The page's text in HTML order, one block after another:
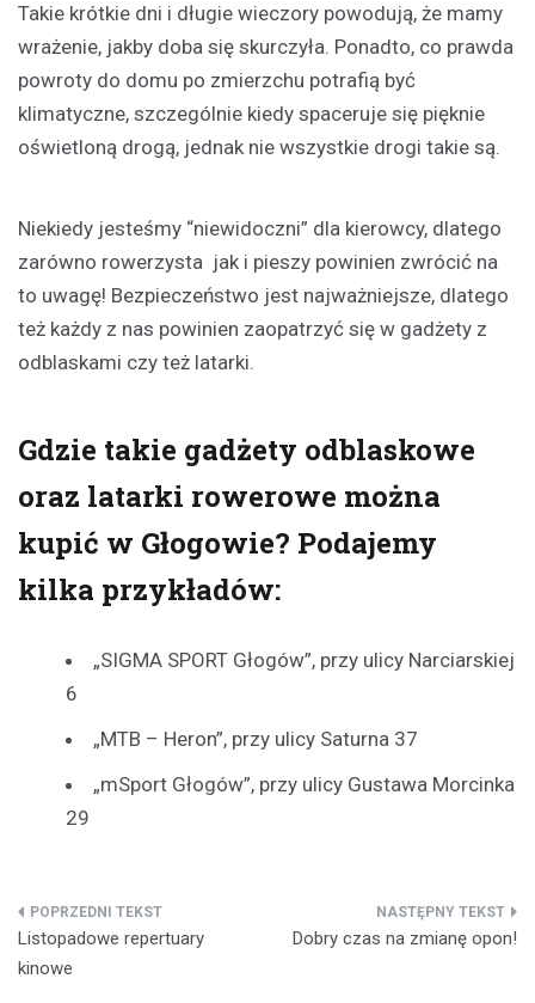
Takie krótkie dni i długie wieczory powodują, że mamy
wrażenie, jakby doba się skurczyła. Ponadto, co prawda
powroty do domu po zmierzchu potrafią być
klimatyczne, szczególnie kiedy spaceruje się pięknie
oświetloną drogą, jednak nie wszystkie drogi takie są.
Niekiedy jesteśmy “niewidoczni” dla kierowcy, dlatego
zarówno rowerzysta jak i pieszy powinien zwrócić na
to uwagę! Bezpieczeństwo jest najważniejsze, dlatego
też każdy z nas powinien zaopatrzyć się w gadżety z
odblaskami czy też latarki.
Gdzie takie gadżety odblaskowe
oraz latarki rowerowe można
kupić w Głogowie? Podajemy
kilka przykładów:
„SIGMA SPORT Głogów”, przy ulicy Narciarskiej
6
„MTB – Heron”, przy ulicy Saturna 37
„mSport Głogów”, przy ulicy Gustawa Morcinka
29
Nawigacja
wpisu
Listopadowe repertuary
kinowe
Dobry czas na zmianę opon!